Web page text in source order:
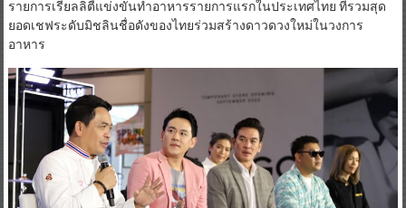
รายการเรียลลิตี้แข่งขันทำอาหารรายการแรกในประเทศไทย ที่รวมสุด
ยอดเชฟระดับมิชลินชื่อดังของไทยร่วมสร้างดาวดวงใหม่ในวงการ
อาหาร